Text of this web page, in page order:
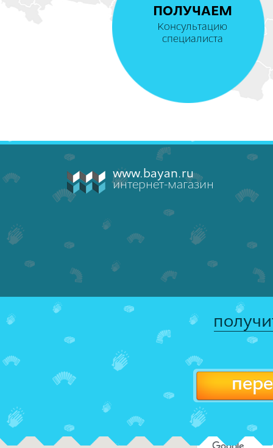
ПОЛУЧАЕМ
Консультацию
специалиста
www.bayan.ru
интернет-магазин